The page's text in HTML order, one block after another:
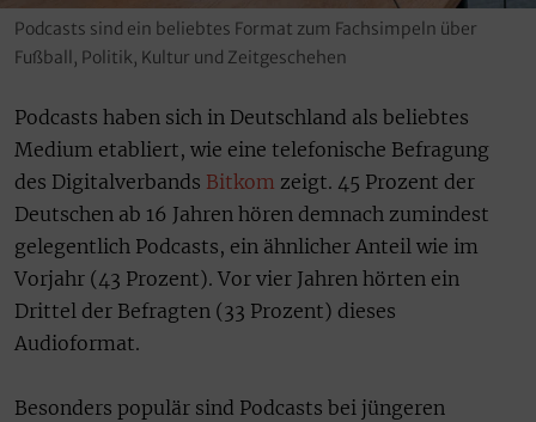
Podcasts sind ein beliebtes Format zum Fachsimpeln über
Fußball, Politik, Kultur und Zeitgeschehen
Podcasts haben sich in Deutschland als beliebtes
Medium etabliert, wie eine telefonische Befragung
des Digitalverbands Bitkom zeigt. 45 Prozent der
Deutschen ab 16 Jahren hören demnach zumindest
gelegentlich Podcasts, ein ähnlicher Anteil wie im
Vorjahr (43 Prozent). Vor vier Jahren hörten ein
Drittel der Befragten (33 Prozent) dieses
Audioformat.
Besonders populär sind Podcasts bei jüngeren